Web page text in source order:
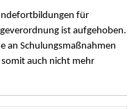
für
ist aufgehoben.
an Schulungsmaßnahmen
auch nicht mehr